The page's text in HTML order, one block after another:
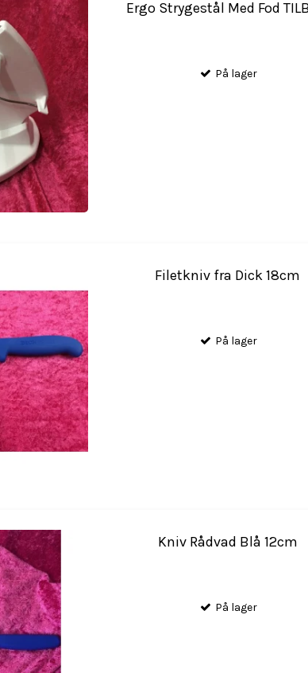
Ergo Strygestål Med Fod
På lager
Filetkniv fra Dick 18cm
På lager
Kniv Rådvad Blå 12cm
På lager